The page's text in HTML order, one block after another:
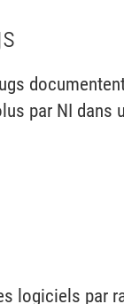
par NI dans
logiciels par